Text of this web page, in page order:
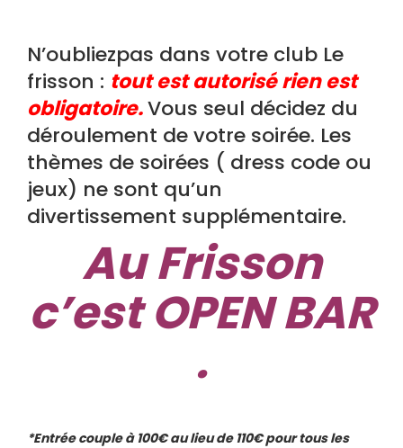
N’oubliezpas dans votre club Le
frisson : tout est autorisé rien est
obligatoire.Vous seul décidez du
déroulement de votre soirée. Les
thèmes de soirées ( dress code ou
jeux) ne sont qu’un
divertissement supplémentaire.
Au Frisson
c’est OPEN BAR
.
*Entrée couple à 100€ au lieu de 110€ pour tous les